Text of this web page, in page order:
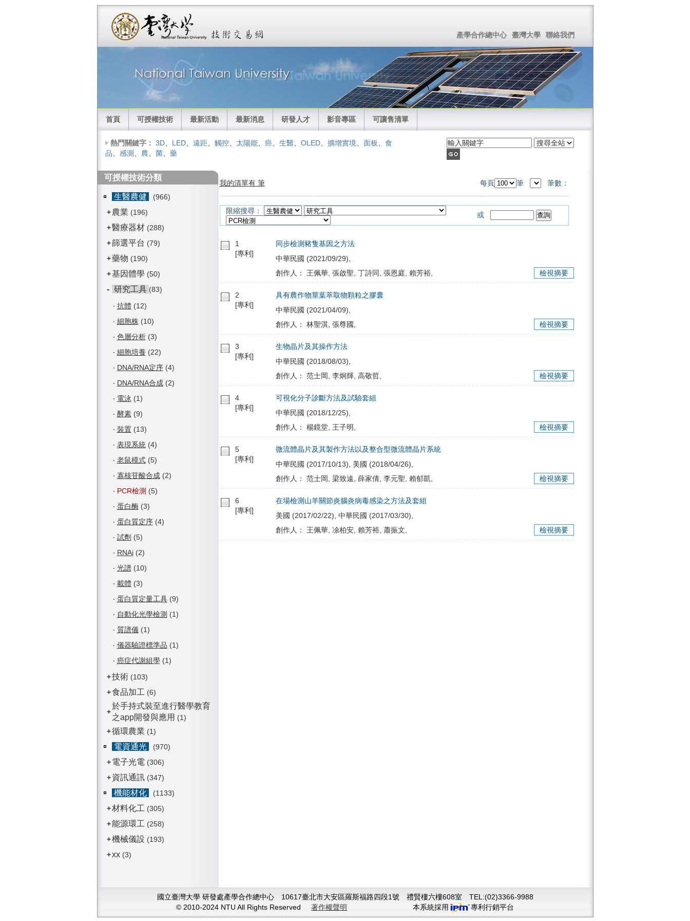
產學合作總中心 臺灣大學 聯絡我們
首頁 可授權技術 最新活動 最新消息 研發人才 影音專區 可讓售清單
熱門關鍵字： 3D、 LED、 遠距、 觸控、 太陽能、 癌、 生醫、 OLED、 擴增實境、 面板、 食
品、 感測 、 農、 菌、 藥
可授權技術分類
生醫農健
(966)
+ 農業 (196)
+醫療器材 (288)
+篩選平台 (79)
+藥物 (190)
+基因體學 (50)
- 研究工具 (83)
‧ 抗體 (12)
‧ 細胞株(10)
‧ 色層分析(3)
‧ 細胞培養 (22)
‧ DNA/RNA定序(4)
‧ DNA/RNA合成(2)
‧ 電泳 (1)
‧ 酵素(9)
‧ 裝置(13)
‧ 表現系統(4)
‧ 老鼠模式(5)
‧ 寡核苷酸合成(2)
‧ PCR檢測 (5)
‧ 蛋白酶(3)
‧ 蛋白質定序(4)
‧ 試劑 (5)
‧ RNAi(2)
‧ 光譜(10)
‧ 載體 (3)
‧ 蛋白質定量工具(9)
‧ 自動化光學檢測 (1)
‧ 質譜儀(1)
‧ 儀器驗證標準品 (1)
‧ 癌症代謝組學(1)
+技術(103)
+食品加工 (6)
+
於手持式裝至進行醫學教育
之app開發與應用 (1)
+循環農業 (1)
電資通光
(970)
+ 電子光電 (306)
+ 資訊通訊(347)
機能材化
(1133)
+材料化工 (305)
+能源環工 (258)
+機械儀設 (193)
+xx(3)
我的清單有 筆 每頁 筆 筆數：
限縮搜尋： 或
1
[專利]
同步檢測豬隻基因之方法
中華民國 (2021/09/29),
創作人： 王佩華, 張啟聖, 丁詩同, 張恩庭, 賴芳裕,
檢視摘要
2
[專利]
具有農作物莖葉萃取物顆粒之膠囊
中華民國 (2021/04/09),
創作人： 林聖淇, 張尊國,
檢視摘要
3
[專利]
生物晶片及其操作方法
中華民國 (2018/08/03),
創作人： 范士岡, 李炯輝, 高敬哲,
檢視摘要
4
[專利]
可視化分子診斷方法及試驗套組
中華民國 (2018/12/25),
創作人： 楊鏡堂, 王子明,
檢視摘要
5
[專利]
微流體晶片及其製作方法以及整合型微流體晶片系統
中華民國 (2017/10/13), 美國 (2018/04/26),
創作人： 范士岡, 梁致遠, 薛家倩, 李元聖, 賴郁凱,
檢視摘要
6
[專利]
在場檢測山羊關節炎腦炎病毒感染之方法及套組
美國 (2017/02/22), 中華民國 (2017/03/30),
創作人： 王佩華, 凃柏安, 賴芳裕, 蕭振文,
檢視摘要
國立臺灣大學 研發處產學合作總中心 10617臺北市大安區羅斯福路四段1號 禮賢樓六樓608室 TEL:(02)3366-9988
© 2010-2024 NTU All Rights Reserved 著作權聲明 本系統採用 專利行銷平台